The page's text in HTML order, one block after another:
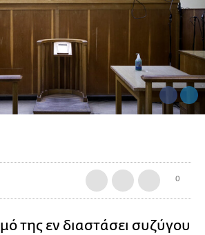
0
της εν διαστάσει συζύγου